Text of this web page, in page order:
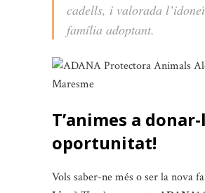
cadells, i valorada
família adoptant.
T’animes a
oportunitat!
Vols saber-ne més o ser la nova